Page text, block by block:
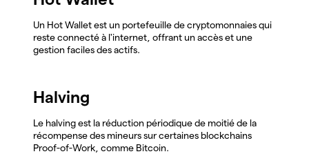
Un Hot Wallet est un portefeuille de cryptomonnaies qui
reste connecté à l'internet, offrant un accès et une
gestion faciles des actifs.
Halving
Le halving est la réduction périodique de moitié de la
récompense des mineurs sur certaines blockchains
Proof-of-Work, comme Bitcoin.